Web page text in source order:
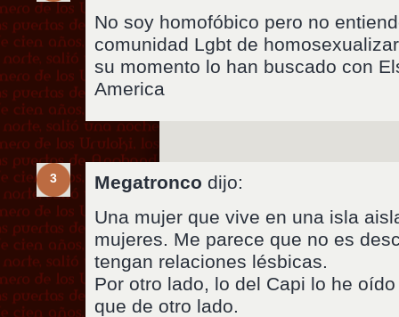
No soy homofóbico pero no
comunidad Lgbt de
su momento lo han buscado con
America
3 Megatronco dijo:
Una mujer que vive en una isla
mujeres. Me parece que no es
tengan relaciones lésbicas.
Por otro lado, lo del Capi lo he
que de otro lado.